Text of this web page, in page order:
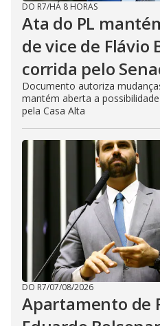
DO R7/HÁ 8 HORAS
Ata do PL
de vice de Flávio
corrida pelo
Documento autoriza
mantém aberta a
pela Casa Alta
DO R7/07/08/2026
Apartamento de